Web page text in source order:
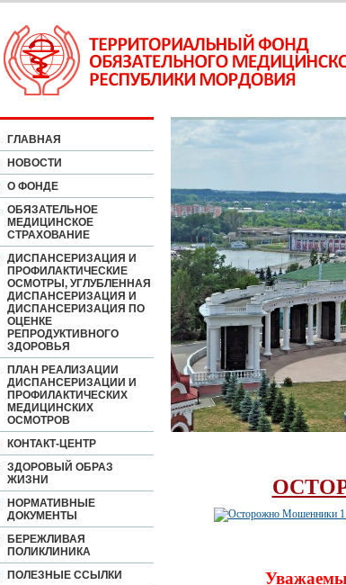
ГЛАВНАЯ
НОВОСТИ
О ФОНДЕ
ОБЯЗАТЕЛЬНОЕ
МЕДИЦИНСКОЕ
СТРАХОВАНИЕ
ДИСПАНСЕРИЗАЦИЯ И
ПРОФИЛАКТИЧЕСКИЕ
ОСМОТРЫ, УГЛУБЛЕННАЯ
ДИСПАНСЕРИЗАЦИЯ И
ДИСПАНСЕРИЗАЦИЯ ПО
ОЦЕНКЕ
РЕПРОДУКТИВНОГО
ЗДОРОВЬЯ
ПЛАН РЕАЛИЗАЦИИ
ДИСПАНСЕРИЗАЦИИ И
ПРОФИЛАКТИЧЕСКИХ
МЕДИЦИНСКИХ
ОСМОТРОВ
КОНТАКТ-ЦЕНТР
ЗДОРОВЫЙ ОБРАЗ
ЖИЗНИ
НОРМАТИВНЫЕ
ДОКУМЕНТЫ
БЕРЕЖЛИВАЯ
ПОЛИКЛИНИКА
ПОЛЕЗНЫЕ ССЫЛКИ